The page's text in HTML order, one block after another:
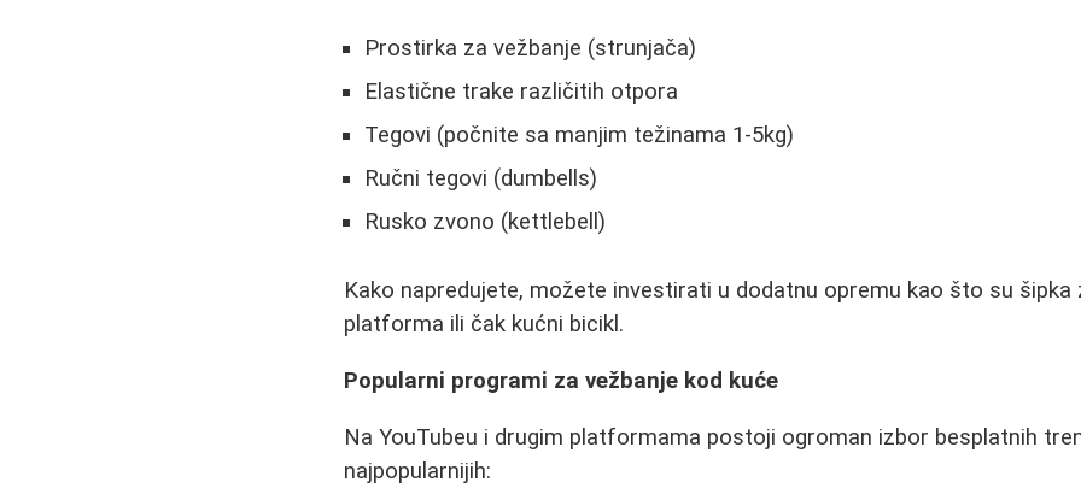
Prostirka za vežbanje (strunjača)
Elastične trake različitih otpora
Tegovi (počnite sa manjim težinama 1-5kg)
Ručni tegovi (dumbells)
Rusko zvono (kettlebell)
Kako napredujete, možete investirati u dodatnu opremu kao što su šipka
platforma ili čak kućni bicikl.
Popularni programi za vežbanje kod kuće
Na YouTubeu i drugim platformama postoji ogroman izbor besplatnih
najpopularnijih: